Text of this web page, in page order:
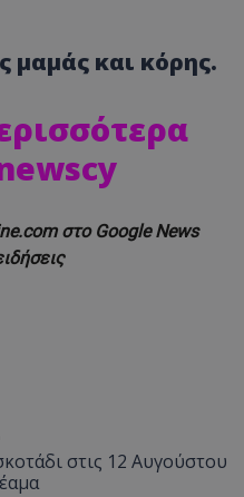
μαμάς και κόρης.
στο Google News
στις 12 Αυγούστου